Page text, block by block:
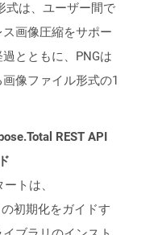
式は、ユーザー間で
画像圧縮をサポー
とともに、PNGは
像ファイル形式の1
REST API
トは、
初期化をガイドす